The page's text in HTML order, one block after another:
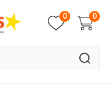
0 0